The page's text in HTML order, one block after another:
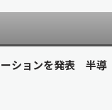
ーションを発表 半導